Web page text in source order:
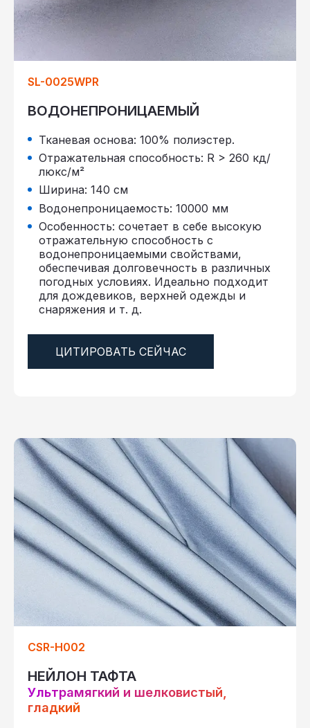
SL-0025WPR
ВОДОНЕПРОНИЦАЕМЫЙ
Тканевая основа: 100% полиэстер.
Отражательная способность: R > 260 кд/
люкс/м²
Ширина: 140 см
Водонепроницаемость: 10000 мм
Особенность: сочетает в себе высокую
отражательную способность с
водонепроницаемыми свойствами,
обеспечивая долговечность в различных
погодных условиях. Идеально подходит
для дождевиков, верхней одежды и
снаряжения и т. д.
ЦИТИРОВАТЬ СЕЙЧАС
CSR-H002
НЕЙЛОН ТАФТА
Ультрамягкий и шелковистый,
гладкий